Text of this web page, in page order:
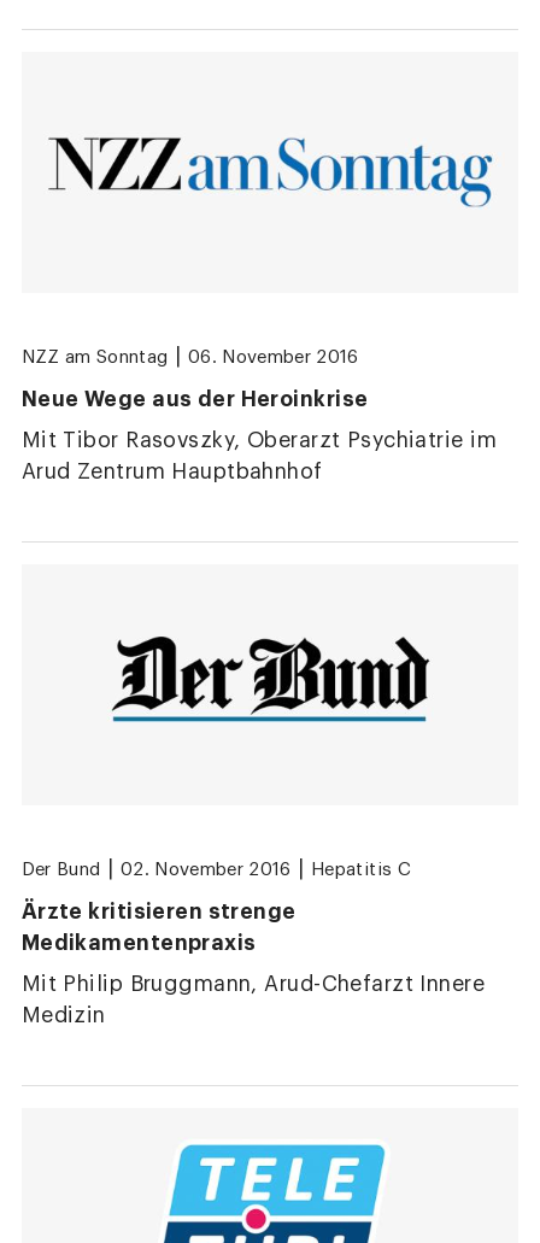
NZZ am Sonntag 06. November 2016
Neue Wege aus der Heroinkrise
Mit Tibor Rasovszky, Oberarzt Psychiatrie im
Arud Zentrum Hauptbahnhof
Der Bund 02. November 2016 Hepatitis C
Ärzte kritisieren strenge
Medikamentenpraxis
Mit Philip Bruggmann, Arud-Chefarzt Innere
Medizin